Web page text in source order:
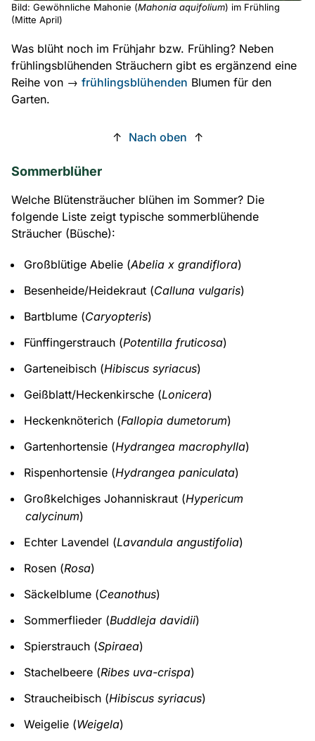
Bild: Gewöhnliche Mahonie (Mahonia aquifolium) im Frühling
(Mitte April)
Was blüht noch im Frühjahr bzw. Frühling? Neben
frühlingsblühenden Sträuchern gibt es ergänzend eine
Reihe von → frühlingsblühenden Blumen für den
Garten.
↑ Nach oben ↑
Sommerblüher
Welche Blütensträucher blühen im Sommer? Die
folgende Liste zeigt typische sommerblühende
Sträucher (Büsche):
Großblütige Abelie (Abelia x grandiflora)
Besenheide/Heidekraut (Calluna vulgaris)
Bartblume (Caryopteris)
Fünffingerstrauch (Potentilla fruticosa)
Garteneibisch (Hibiscus syriacus)
Geißblatt/Heckenkirsche (Lonicera)
Heckenknöterich (Fallopia dumetorum)
Gartenhortensie (Hydrangea macrophylla)
Rispenhortensie (Hydrangea paniculata)
Großkelchiges Johanniskraut (Hypericum
calycinum)
Echter Lavendel (Lavandula angustifolia)
Rosen (Rosa)
Säckelblume (Ceanothus)
Sommerflieder (Buddleja davidii)
Spierstrauch (Spiraea)
Stachelbeere (Ribes uva-crispa)
Straucheibisch (Hibiscus syriacus)
Weigelie (Weigela)